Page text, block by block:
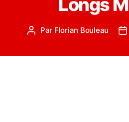
Longs
Auteur
Par Florian Bouleau